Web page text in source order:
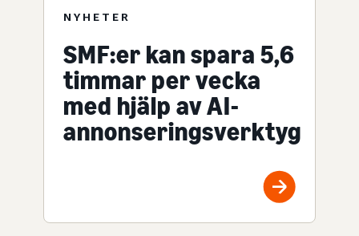
NYHETER
SMF:er kan spara 5,6
timmar per vecka
med hjälp av AI-
annonseringsverktyg